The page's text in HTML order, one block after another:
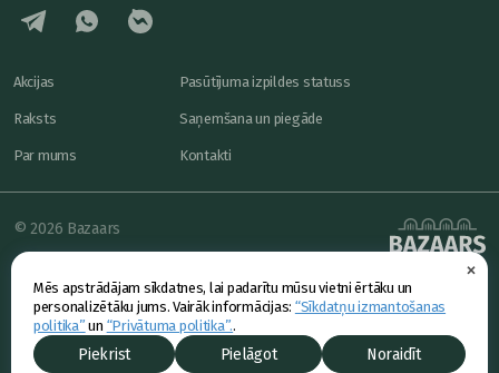
×
Mēs apstrādājam sīkdatnes, lai padarītu mūsu vietni ērtāku un
personalizētāku jums. Vairāk informācijas: “Sīkdatņu izmantošanas
politika” un “Privātuma politika”..
Piekrist Pielāgot Noraidīt
Akcijas
Raksts
Par mums
Pasūtījuma izpildes statuss
Saņemšana un piegāde
Kontakti
powered by
© 2026 Bazaars
Konfidencialitāte
Piedāvājums